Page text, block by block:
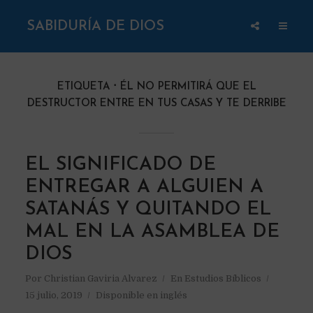
SABIDURÍA DE DIOS
ETIQUETA
ÉL NO PERMITIRÁ QUE EL
DESTRUCTOR ENTRE EN TUS CASAS Y TE DERRIBE
EL SIGNIFICADO DE
ENTREGAR A ALGUIEN A
SATANÁS Y QUITANDO EL
MAL EN LA ASAMBLEA DE
DIOS
Por Christian Gaviria Alvarez En Estudios Bíblicos
15 julio, 2019
Disponible en inglés